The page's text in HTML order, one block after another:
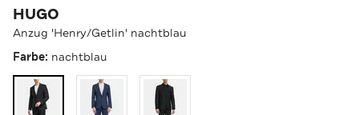
HUGO
Anzug 'Henry/Getlin' nachtblau
Farbe: nachtblau